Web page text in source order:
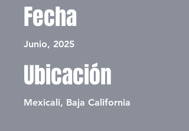
Fecha
Junio, 2025
Ubicación
Mexicali, Baja California